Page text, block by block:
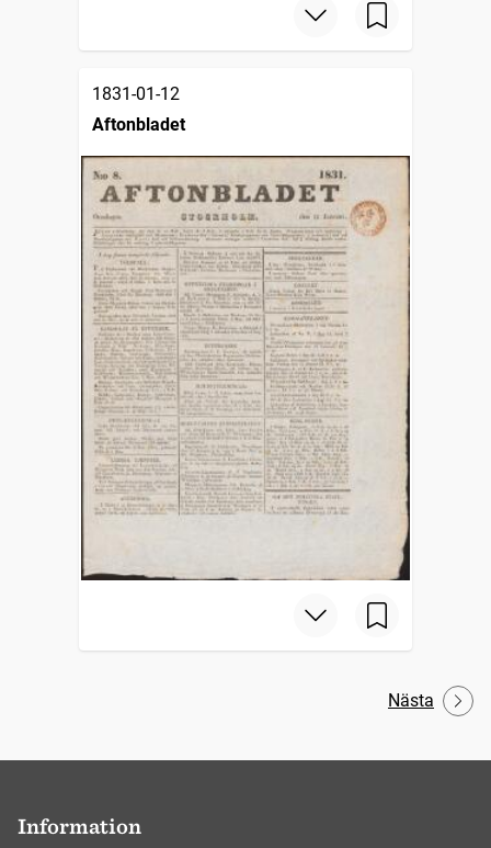
1831-01-12
Aftonbladet
Nästa
Information